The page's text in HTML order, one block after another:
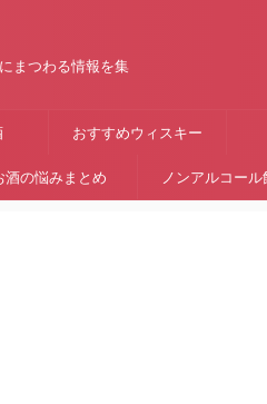
まつわる情報を集
おすすめウィスキー
酒の悩みまとめ ノンアルコール